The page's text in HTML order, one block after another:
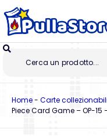
Home- Carte collezionabili
Piece Card Game – OP-